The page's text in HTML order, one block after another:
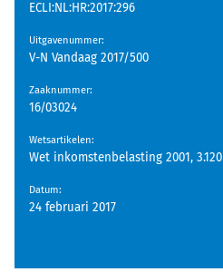
ECLI:NL:HR:2017:296
Uitgavenummer:
V-N Vandaag 2017/500
Zaaknummer:
16/03024
Wetsartikelen:
Wet inkomstenbelasting 2001, 3.120
Datum:
24 februari 2017